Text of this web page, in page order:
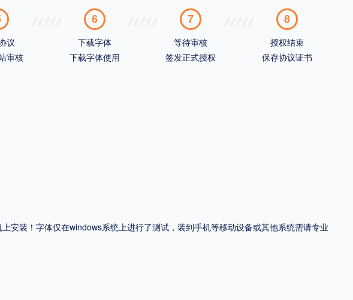
议
审核
6
下载字体
下载字体使用
7
等待审核
签发正式授权
8
授权结束
保存协议证书
安装！字体仅在windows系统上进行了测试，装到手机等移动设备或其他系统需请专业